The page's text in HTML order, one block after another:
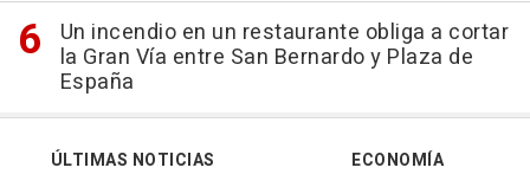
Un incendio en un restaurante obliga a cortar
la Gran Vía entre San Bernardo y Plaza de
España
ÚLTIMAS NOTICIAS
ECONOMÍA